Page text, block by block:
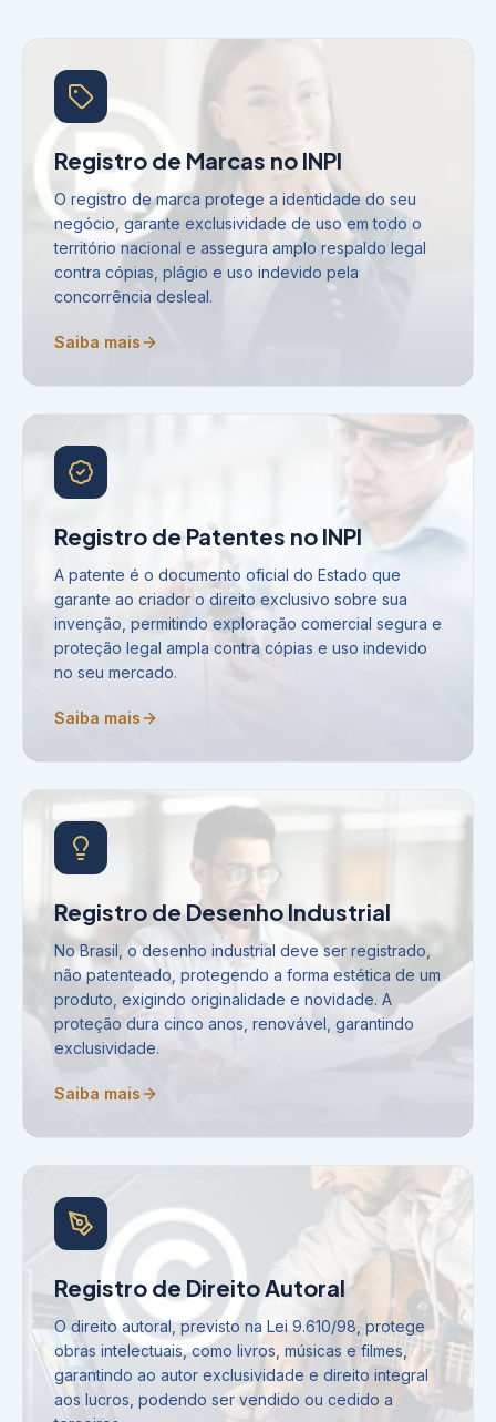
Registro de Marcas no INPI
O registro de marca protege a identidade do seu
negócio, garante exclusividade de uso em todo o
território nacional e assegura amplo respaldo legal
contra cópias, plágio e uso indevido pela
concorrência desleal.
Saiba mais
Registro de Patentes no INPI
A patente é o documento oficial do Estado que
garante ao criador o direito exclusivo sobre sua
invenção, permitindo exploração comercial segura e
proteção legal ampla contra cópias e uso indevido
no seu mercado.
Saiba mais
Registro de Desenho Industrial
No Brasil, o desenho industrial deve ser registrado,
não patenteado, protegendo a forma estética de um
produto, exigindo originalidade e novidade. A
proteção dura cinco anos, renovável, garantindo
exclusividade.
Saiba mais
Registro de Direito Autoral
O direito autoral, previsto na Lei 9.610/98, protege
obras intelectuais, como livros, músicas e filmes,
garantindo ao autor exclusividade e direito integral
aos lucros, podendo ser vendido ou cedido a